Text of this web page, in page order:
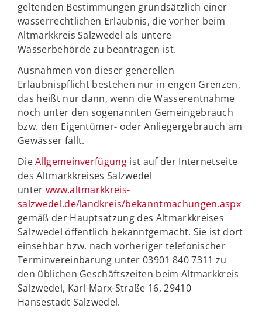
geltenden Bestimmungen grundsätzlich einer
wasserrechtlichen Erlaubnis, die vorher beim
Altmarkkreis Salzwedel als untere
Wasserbehörde zu beantragen ist.
Ausnahmen von dieser generellen
Erlaubnispflicht bestehen nur in engen Grenzen,
das heißt nur dann, wenn die Wasserentnahme
noch unter den sogenannten Gemeingebrauch
bzw. den Eigentümer- oder Anliegergebrauch am
Gewässer fällt.
DieAllgemeinverfügung ist auf der Internetseite
des Altmarkkreises Salzwedel
unter www.altmarkkreis-
salzwedel.de/landkreis/bekanntmachungen.aspx
gemäß der Hauptsatzung des Altmarkkreises
Salzwedel öffentlich bekanntgemacht. Sie ist dort
einsehbar bzw. nach vorheriger telefonischer
Terminvereinbarung unter 03901 840 7311 zu
den üblichen Geschäftszeiten beim Altmarkkreis
Salzwedel, Karl-Marx-Straße 16, 29410
Hansestadt Salzwedel.